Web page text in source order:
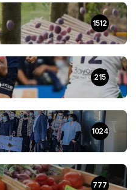
1512
215
1024
777